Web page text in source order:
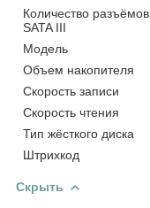
Количество разъёмов
SATA III
Модель
Объем накопителя
Скорость записи
Скорость чтения
Тип жёсткого диска
Штрихкод
Скрыть